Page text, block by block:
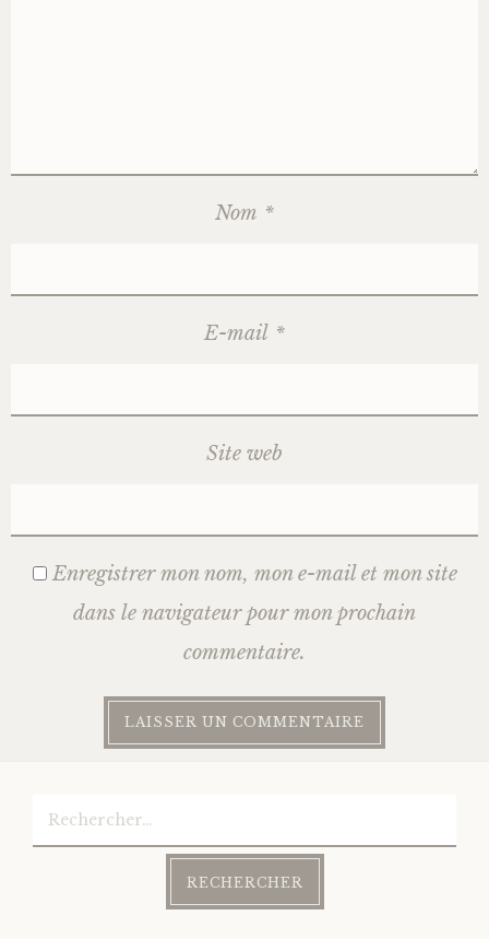
Nom *
E-mail *
Site web
Enregistrer mon nom, mon e-mail et mon site
dans le navigateur pour mon prochain
commentaire.